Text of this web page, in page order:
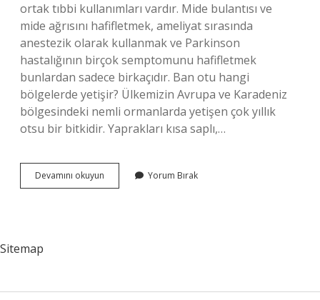
ortak tıbbi kullanımları vardır. Mide bulantısı ve
mide ağrısını hafifletmek, ameliyat sırasında
anestezik olarak kullanmak ve Parkinson
hastalığının birçok semptomunu hafifletmek
bunlardan sadece birkaçıdır. Ban otu hangi
bölgelerde yetişir? Ülkemizin Avrupa ve Karadeniz
bölgesindeki nemli ormanlarda yetişen çok yıllık
otsu bir bitkidir. Yaprakları kısa saplı,…
Devamını okuyun
Nerede
Yorum Bırak
Sitemap